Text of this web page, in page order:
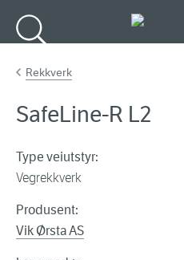
Rekkverk
SafeLine-R L2
Type veiutstyr:
Vegrekkverk
Produsent:
Vik Ørsta AS